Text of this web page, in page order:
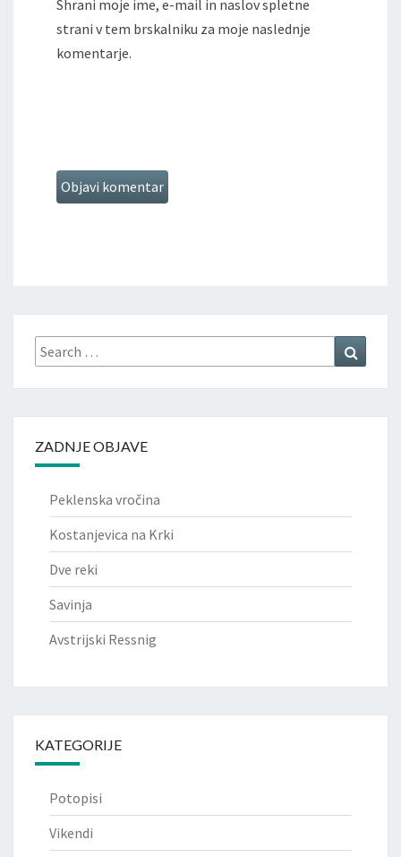
Shrani moje ime, e-mail in naslov spletne
strani v tem brskalniku za moje naslednje
komentarje.
ZADNJE OBJAVE
Peklenska vročina
Kostanjevica na Krki
Dve reki
Savinja
Avstrijski Ressnig
KATEGORIJE
Potopisi
Vikendi